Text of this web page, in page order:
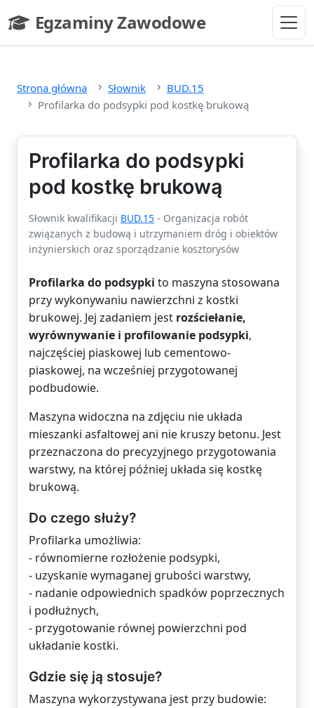
Egzaminy Zawodowe
- strona główna
Strona główna Słownik
BUD.15
Profilarka do podsypki pod kostkę brukową
Profilarka do podsypki
pod kostkę brukową
Słownik kwalifikacji BUD.15 - Organizacja robót
związanych z budową i utrzymaniem dróg i obiektów
inżynierskich oraz sporządzanie kosztorysów
Profilarka do podsypki to maszyna stosowana
przy wykonywaniu nawierzchni z kostki
brukowej. Jej zadaniem jest rozściełanie,
wyrównywanie i profilowanie podsypki,
najczęściej piaskowej lub cementowo-
piaskowej, na wcześniej przygotowanej
podbudowie.
Maszyna widoczna na zdjęciu nie układa
mieszanki asfaltowej ani nie kruszy betonu. Jest
przeznaczona do precyzyjnego przygotowania
warstwy, na której później układa się kostkę
brukową.
Do czego służy?
Profilarka umożliwia:
- równomierne rozłożenie podsypki,
- uzyskanie wymaganej grubości warstwy,
- nadanie odpowiednich spadków poprzecznych
i podłużnych,
- przygotowanie równej powierzchni pod
układanie kostki.
Gdzie się ją stosuje?
Maszyna wykorzystywana jest przy budowie: